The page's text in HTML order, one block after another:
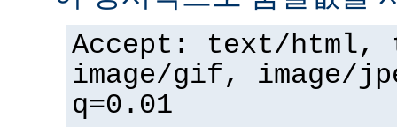
Accept: text/
image/gif, image/
q=0.01